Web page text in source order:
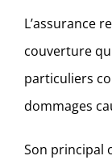
L’assurance
couverture
particuliers
dommages
Son principal